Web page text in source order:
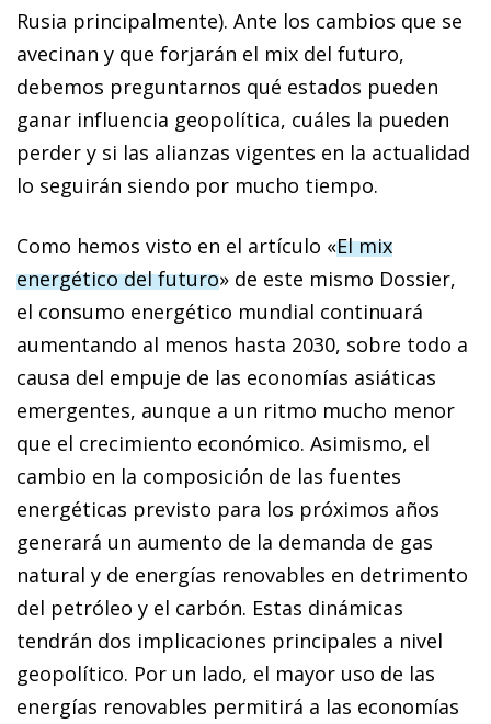
Rusia principalmente). Ante los cambios que se
avecinan y que forjarán el mix del futuro,
debemos preguntarnos qué estados pueden
ganar influencia geopolítica, cuáles la pueden
perder y si las alianzas vigentes en la actualidad
lo seguirán siendo por mucho tiempo.
Como hemos visto en el artículo «El mix
energético del futuro» de este mismo Dossier,
el consumo energético mundial continuará
aumentando al menos hasta 2030, sobre todo a
causa del empuje de las economías asiáticas
emergentes, aunque a un ritmo mucho menor
que el crecimiento económico. Asimismo, el
cambio en la composición de las fuentes
energéticas previsto para los próximos años
generará un aumento de la demanda de gas
natural y de energías renovables en detrimento
del petróleo y el carbón. Estas dinámicas
tendrán dos implicaciones principales a nivel
geopolítico. Por un lado, el mayor uso de las
energías renovables permitirá a las economías